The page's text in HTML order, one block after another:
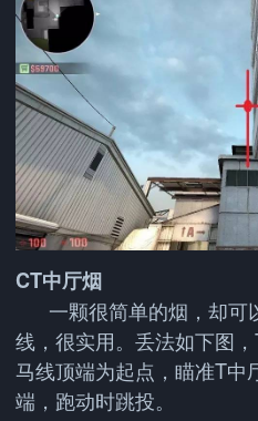
CT中厅烟
一颗很简单的烟，却可
线，很实用。丢法如下图
马线顶端为起点，瞄准T中
端，跑动时跳投。